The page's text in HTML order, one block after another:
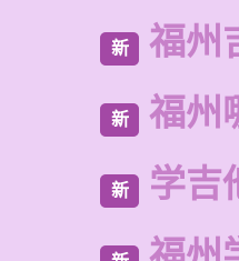
新 福州
新 福州
新 学吉